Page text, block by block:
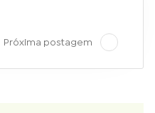
Próxima postagem